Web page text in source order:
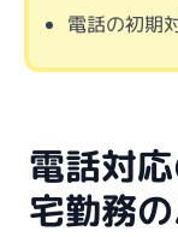
電話の初期
電話対
宅勤務の